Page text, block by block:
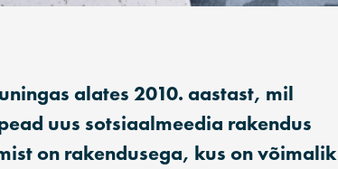
alates 2010. aastast, mil
uus sotsiaalmeedia rakendus
on rakendusega, kus on võimalik